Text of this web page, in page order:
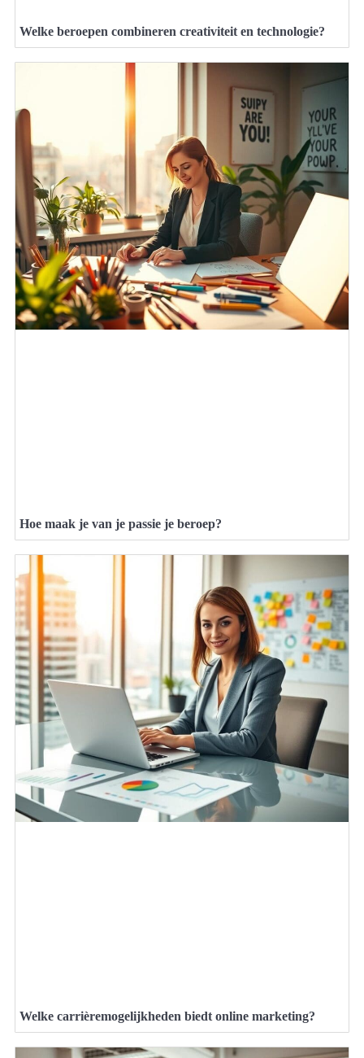
Welke beroepen combineren creativiteit en technologie?
Hoe maak je van je passie je beroep?
Welke carrièremogelijkheden biedt online marketing?